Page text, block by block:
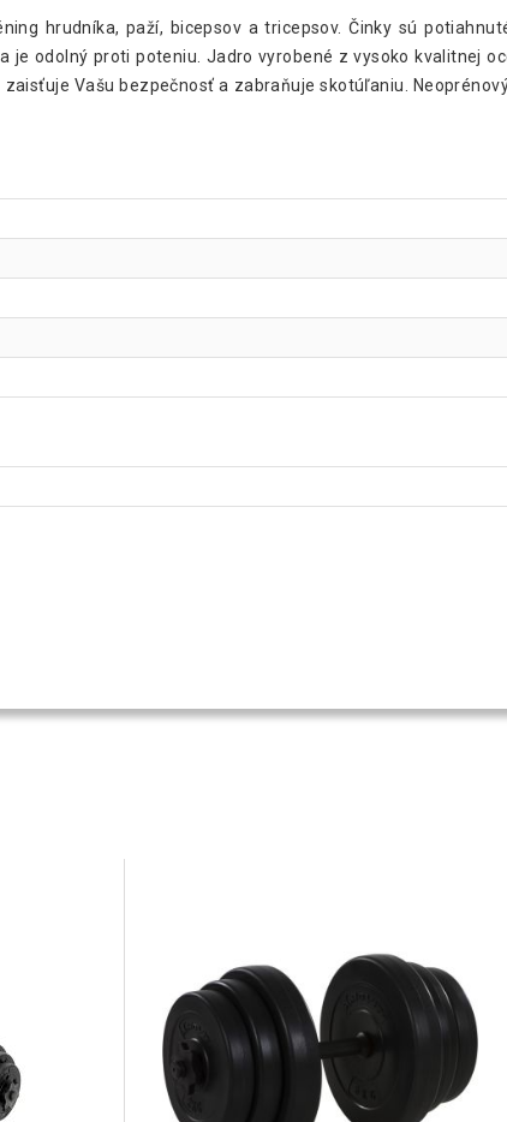
hrudníka, paží, bicepsov a tricepsov. Činky sú
odolný proti poteniu. Jadro vyrobené z vysoko kvalitnej
Vašu bezpečnosť a zabraňuje skotúľaniu.